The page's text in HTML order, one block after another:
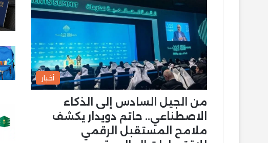
أخبار
من الجيل السادس إلى الذكاء
الاصطناعي.. حاتم دويدار يكشف
ملامح المستقبل الرقمي